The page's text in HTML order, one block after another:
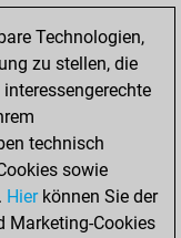
Technologien,
zu stellen, die
technisch
sowie
Hierkönnen Sie der
Marketing-Cookies